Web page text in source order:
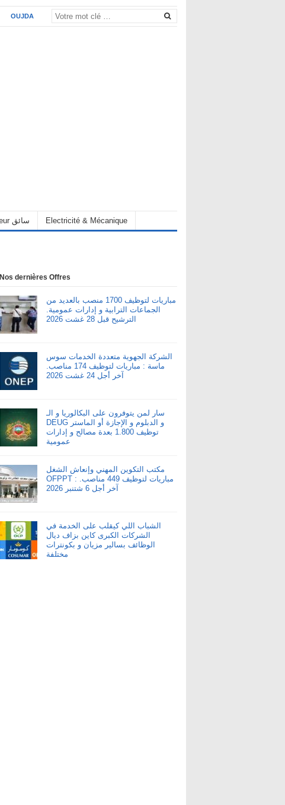
OUJDA
Chauffeur سائق Electricité & Mécanique
Nos dernières Offres
مباريات لتوظيف 1700 منصب بالعديد من
الجماعات الترابية و إدارات عمومية.
الترشيح قبل 28 غشت 2026
الشركة الجهوية متعددة الخدمات سوس
ماسة : مباريات لتوظيف 174 مناصب.
آخر أجل 24 غشت 2026
سار لمن يتوفرون على البكالوريا و الـ
DEUG و الدبلوم و الإجازة أو الماستر
توظيف 1.800 بعدة مصالح و إدارات
عمومية
مكتب التكوين المهني وإنعاش الشغل
OFPPT : مباريات لتوظيف 449 مناصب.
آخر أجل 6 شتنبر 2026
الشباب اللي كيقلب على الخدمة في
الشركات الكبرى كاين بزاف ديال
الوظائف بسالير مزيان و بكونترات
مختلفة